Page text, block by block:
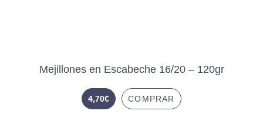
Mejillones en Escabeche 16/20 – 120gr
4,70€ COMPRAR